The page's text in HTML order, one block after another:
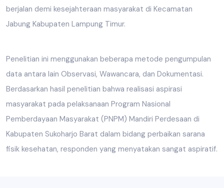
berjalan demi kesejahteraan masyarakat di Kecamatan
Jabung Kabupaten Lampung Timur.
Penelitian ini menggunakan beberapa metode pengumpulan
data antara lain Observasi, Wawancara, dan Dokumentasi.
Berdasarkan hasil penelitian bahwa realisasi aspirasi
masyarakat pada pelaksanaan Program Nasional
Pemberdayaan Masyarakat (PNPM) Mandiri Perdesaan di
Kabupaten Sukoharjo Barat dalam bidang perbaikan sarana
fisik kesehatan, responden yang menyatakan sangat aspiratif.